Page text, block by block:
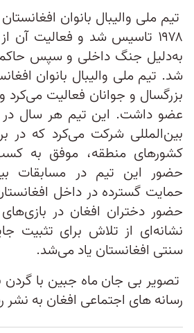
تیم ملی والیبال بانوان
به‌دلیل جنگ داخلی و سپس
شد. تیم ملی والیبال بانوان
عضو داشت. این تیم هر سال در
بین‌المللی شرکت می‌کرد که در
کشورهای منطقه، موفق به
حضور این تیم در مسابقات
حمایت گسترده در داخل
حضور دختران افغان در بازی‌های
نشانه‌ای از تلاش برای تثبیت
سنتی افغانستان یاد می‌شد.
تصویر بی جان ماه جبین با گردن
رسانه های اجتماعی افغان به